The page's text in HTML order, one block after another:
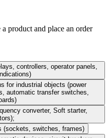
product and place an order
controllers, operator panels,
for industrial objects (power
automatic transfer switches,
converter, Soft starter,
(sockets, switches, frames)